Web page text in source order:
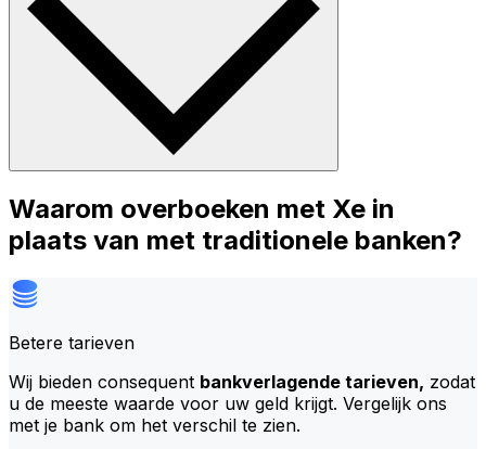
Waarom overboeken met Xe in
plaats van met traditionele banken?
Betere tarieven
Wij bieden consequent bankverlagende tarieven, zodat
u de meeste waarde voor uw geld krijgt. Vergelijk ons
met je bank om het verschil te zien.